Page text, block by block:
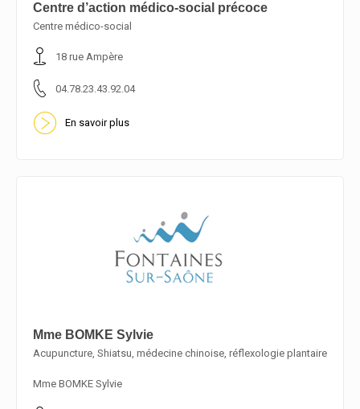
Centre d’action médico-social précoce
Centre médico-social
18 rue Ampère
04.78.23.43.92.04
En savoir plus
Mme BOMKE Sylvie
Acupuncture, Shiatsu, médecine chinoise, réflexologie plantaire
Mme BOMKE Sylvie